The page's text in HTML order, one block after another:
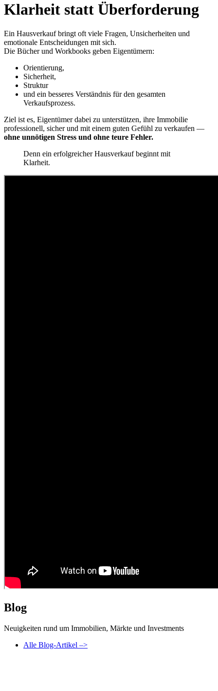
Klarheit statt Überforderung
Ein Hausverkauf bringt oft viele Fragen, Unsicherheiten und
emotionale Entscheidungen mit sich.
Die Bücher und Workbooks geben Eigentümern:
Orientierung,
Sicherheit,
Struktur
und ein besseres Verständnis für den gesamten
Verkaufsprozess.
Ziel ist es, Eigentümer dabei zu unterstützen, ihre Immobilie
professionell, sicher und mit einem guten Gefühl zu verkaufen —
ohne unnötigen Stress und ohne teure Fehler.
Denn ein erfolgreicher Hausverkauf beginnt mit
Klarheit.
Blog
Neuigkeiten rund um Immobilien, Märkte und Investments
Alle Blog-Artikel –>